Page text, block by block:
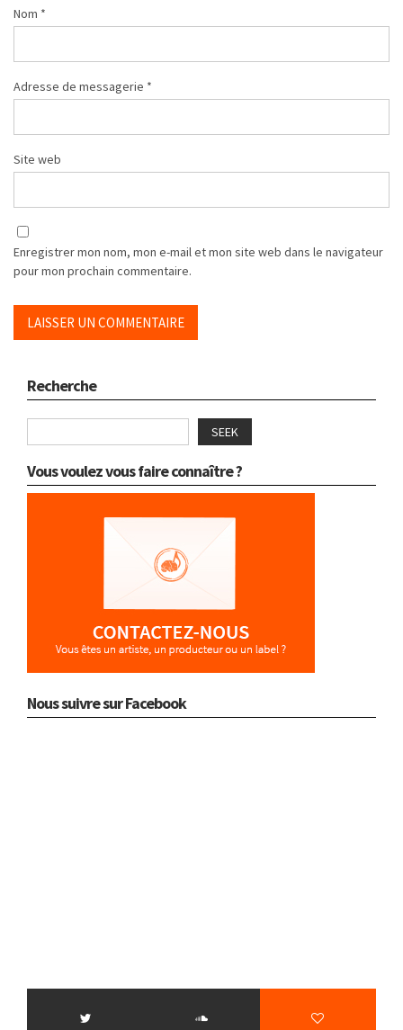
Nom *
Adresse de messagerie *
Site web
Enregistrer mon nom, mon e-mail et mon site web dans le navigateur
pour mon prochain commentaire.
Recherche
SEEK
Vous voulez vous faire connaître ?
Nous suivre sur Facebook